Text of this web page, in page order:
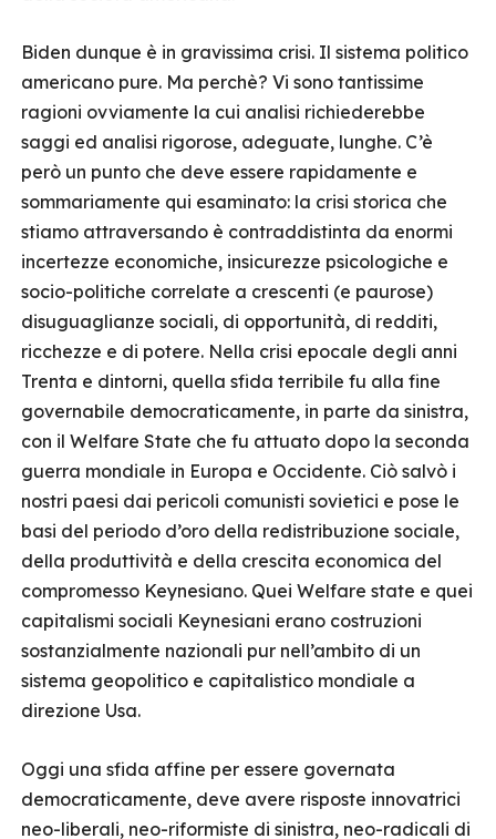
Biden dunque è in gravissima crisi. Il sistema politico
americano pure. Ma perchè? Vi sono tantissime
ragioni ovviamente la cui analisi richiederebbe
saggi ed analisi rigorose, adeguate, lunghe. C’è
però un punto che deve essere rapidamente e
sommariamente qui esaminato: la crisi storica che
stiamo attraversando è contraddistinta da enormi
incertezze economiche, insicurezze psicologiche e
socio-politiche correlate a crescenti (e paurose)
disuguaglianze sociali, di opportunità, di redditi,
ricchezze e di potere. Nella crisi epocale degli anni
Trenta e dintorni, quella sfida terribile fu alla fine
governabile democraticamente, in parte da sinistra,
con il Welfare State che fu attuato dopo la seconda
guerra mondiale in Europa e Occidente. Ciò salvò i
nostri paesi dai pericoli comunisti sovietici e pose le
basi del periodo d’oro della redistribuzione sociale,
della produttività e della crescita economica del
compromesso Keynesiano. Quei Welfare state e quei
capitalismi sociali Keynesiani erano costruzioni
sostanzialmente nazionali pur nell’ambito di un
sistema geopolitico e capitalistico mondiale a
direzione Usa.
Oggi una sfida affine per essere governata
democraticamente, deve avere risposte innovatrici
neo-liberali, neo-riformiste di sinistra, neo-radicali di